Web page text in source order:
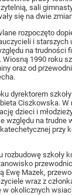
sali
się na dwie
rozpoczęto
i starszych
na trudności
Wiosną 1990 roku
oraz od
dyrektorem
Ciszkowska.
dzieci i
względu na trudne
przy
rozbudowę szkoły
Ewę Mazek,
wraz z
w okolicznych